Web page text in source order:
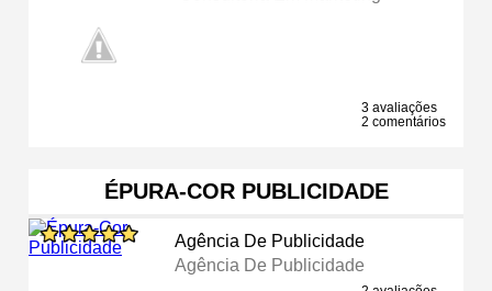
3 avaliações
2 comentários
ÉPURA-COR PUBLICIDADE
Agência De Publicidade
Agência De Publicidade